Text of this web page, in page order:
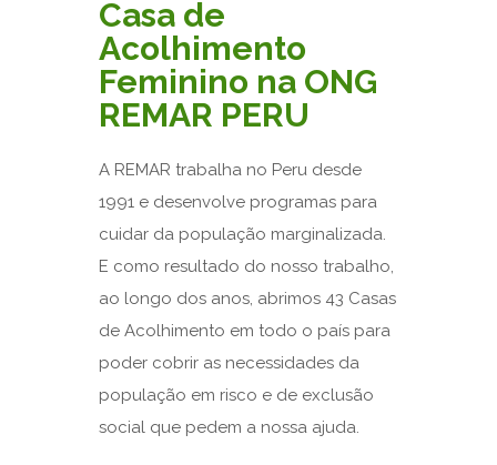
Casa de
Acolhimento
Feminino na ONG
REMAR PERU
A REMAR trabalha no Peru desde
1991 e desenvolve programas para
cuidar da população marginalizada.
E como resultado do nosso trabalho,
ao longo dos anos, abrimos 43 Casas
de Acolhimento em todo o país para
poder cobrir as necessidades da
população em risco e de exclusão
social que pedem a nossa ajuda.